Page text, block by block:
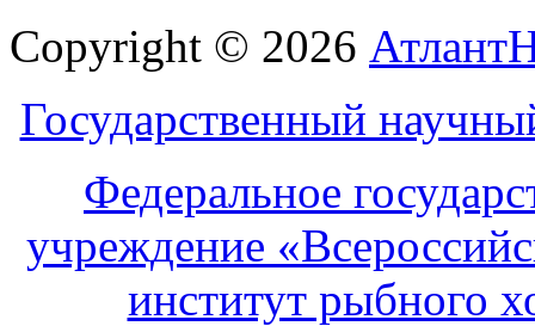
Copyright © 2026
Государственный
Федеральное
учреждение
институт рыбного